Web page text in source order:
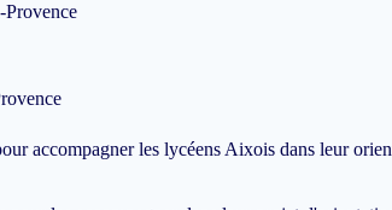
accompagner les lycéens Aixois dans leur